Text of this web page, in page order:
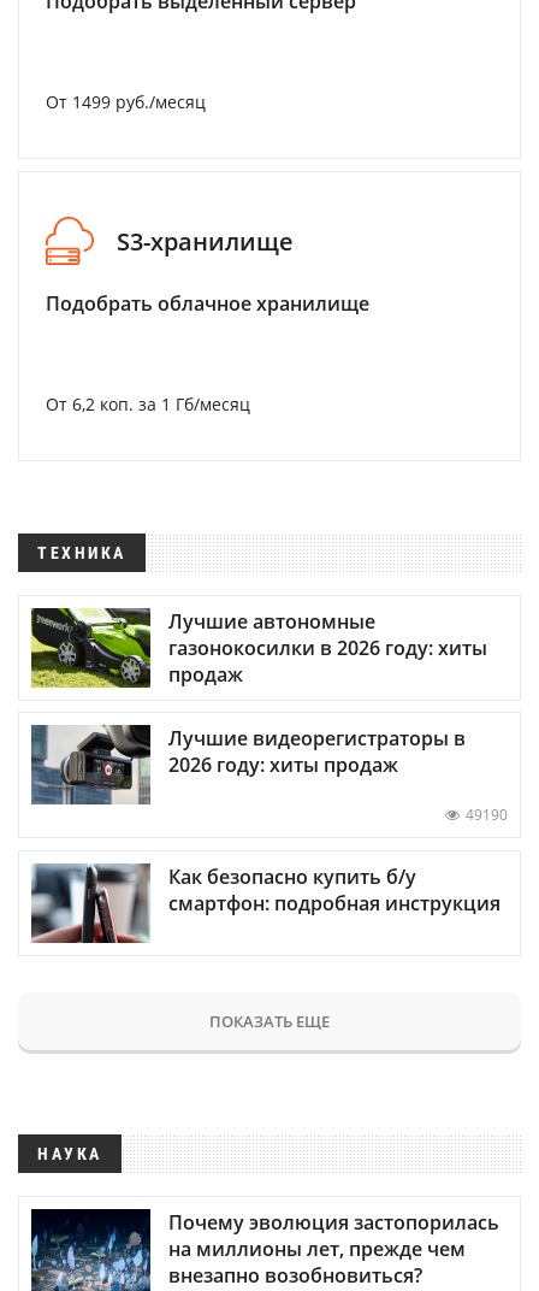
От 1499 руб./месяц
S3-хранилище
Подобрать облачное хранилище
От 6,2 коп. за 1 Гб/месяц
ТЕХНИКА
Лучшие автономные
газонокосилки в 2026 году: хиты
продаж
Лучшие видеорегистраторы в
2026 году: хиты продаж
49190
Как безопасно купить б/у
смартфон: подробная инструкция
ПОКАЗАТЬ ЕЩЕ
НАУКА
Почему эволюция застопорилась
на миллионы лет, прежде чем
внезапно возобновиться?